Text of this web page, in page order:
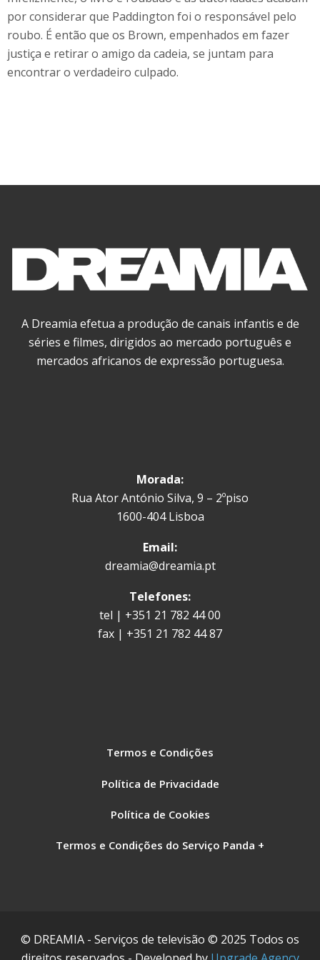
por considerar que Paddington foi o responsável pelo
roubo. É então que os Brown, empenhados em fazer
justiça e retirar o amigo da cadeia, se juntam para
encontrar o verdadeiro culpado.
A Dreamia efetua a produção de canais infantis e de
séries e filmes, dirigidos ao mercado português e
mercados africanos de expressão portuguesa.
Morada:
Rua Ator António Silva, 9 – 2ºpiso
1600-404 Lisboa
Email:
dreamia@dreamia.pt
Telefones:
tel | +351 21 782 44 00
fax | +351 21 782 44 87
Termos e Condições
Política de Privacidade
Política de Cookies
Termos e Condições do Serviço Panda +
© DREAMIA - Serviços de televisão © 2025 Todos os